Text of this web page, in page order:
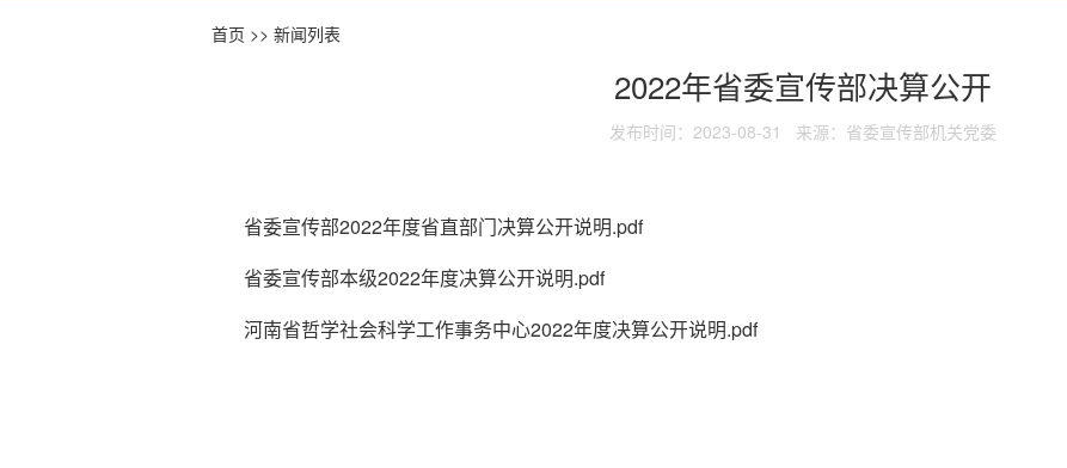
首页 >> 新闻列表
2022年省委宣传部决算公开
发布时间：2023-08-31 来源：省委宣传部机关党委
省委宣传部2022年度省直部门决算公开说明.pdf
省委宣传部本级2022年度决算公开说明.pdf
河南省哲学社会科学工作事务中心2022年度决算公开说明.pdf